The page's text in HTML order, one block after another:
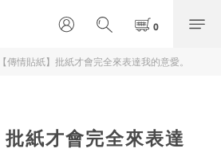
【傳情貼紙】批紙才會完全來表達我的意愛。
批紙才會完全來表達